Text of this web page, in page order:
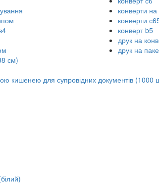
конверти
конверти
конверт b5
друк на
друк на
см)
кишенею для супровідних документів (1000